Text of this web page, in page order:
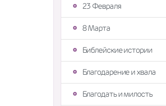
23 Февраля
8 Марта
Библейские истории
Благодарение и хвала
Благодать и милость